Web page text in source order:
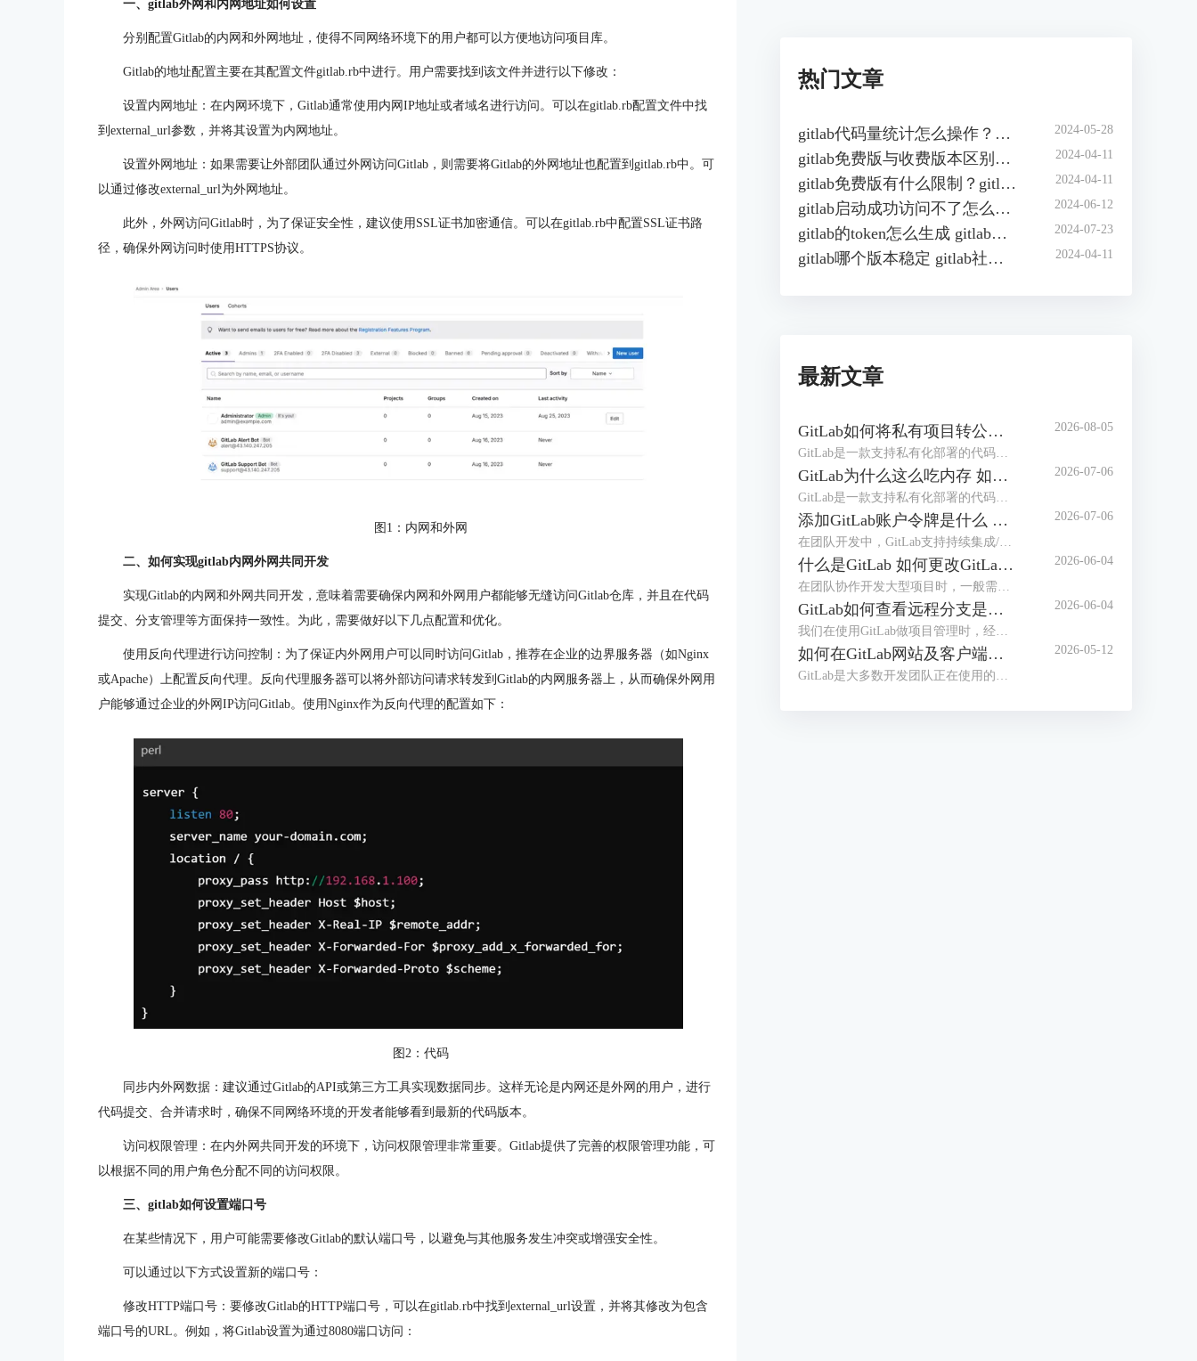
一、gitlab外网和内网地址如何设置
分别配置Gitlab的内网和外网地址，使得不同网络环境下的用户都可以方便地访问项目库。
Gitlab的地址配置主要在其配置文件gitlab.rb中进行。用户需要找到该文件并进行以下修改：
设置内网地址：在内网环境下，Gitlab通常使用内网IP地址或者域名进行访问。可以在gitlab.rb配置文件中找
到external_url参数，并将其设置为内网地址。
设置外网地址：如果需要让外部团队通过外网访问Gitlab，则需要将Gitlab的外网地址也配置到gitlab.rb中。可
以通过修改external_url为外网地址。
此外，外网访问Gitlab时，为了保证安全性，建议使用SSL证书加密通信。可以在gitlab.rb中配置SSL证书路
径，确保外网访问时使用HTTPS协议。
图1：内网和外网
二、如何实现gitlab内网外网共同开发
实现Gitlab的内网和外网共同开发，意味着需要确保内网和外网用户都能够无缝访问Gitlab仓库，并且在代码
提交、分支管理等方面保持一致性。为此，需要做好以下几点配置和优化。
使用反向代理进行访问控制：为了保证内外网用户可以同时访问Gitlab，推荐在企业的边界服务器（如Nginx
或Apache）上配置反向代理。反向代理服务器可以将外部访问请求转发到Gitlab的内网服务器上，从而确保外网用
户能够通过企业的外网IP访问Gitlab。使用Nginx作为反向代理的配置如下：
图2：代码
同步内外网数据：建议通过Gitlab的API或第三方工具实现数据同步。这样无论是内网还是外网的用户，进行
代码提交、合并请求时，确保不同网络环境的开发者能够看到最新的代码版本。
访问权限管理：在内外网共同开发的环境下，访问权限管理非常重要。Gitlab提供了完善的权限管理功能，可
以根据不同的用户角色分配不同的访问权限。
三、gitlab如何设置端口号
在某些情况下，用户可能需要修改Gitlab的默认端口号，以避免与其他服务发生冲突或增强安全性。
可以通过以下方式设置新的端口号：
修改HTTP端口号：要修改Gitlab的HTTP端口号，可以在gitlab.rb中找到external_url设置，并将其修改为包含
端口号的URL。例如，将Gitlab设置为通过8080端口访问：
热门文章
gitlab代码量统计怎么操作？如何在gitlab中自动统计代码行数？ 2024-05-28
gitlab免费版与收费版本区别？gitlab企业版怎样收费？ 2024-04-11
gitlab免费版有什么限制？gitlab免费版可以几人用？ 2024-04-11
gitlab启动成功访问不了怎么办？gitlab无法访问页面有哪些原因？ 2024-06-12
gitlab的token怎么生成 gitlab的access token怎么查询 2024-07-23
gitlab哪个版本稳定 gitlab社区版和企业版的区别 2024-04-11
最新文章
GitLab如何将私有项目转公开项目 GitLab如何将项目移到组中
GitLab是一款支持私有化部署的代码管理和协作平台，在实际工作中，创建项目仓库可能设置成了私有仓库，后期可能需要将其转为公共项目。或者随着项目团队扩张、部门调整，导致项目仓库杂乱，可以按照开发团队创建【组】，方便统一管理。下面本文将为大家介绍GitLab如何将私有项目转公开项目，GitLab如何将项目移到组中的相关内容。
2026-08-05
GitLab为什么这么吃内存 如何解决GitLab内存占用过大的问题
GitLab是一款支持私有化部署的代码托管平台，在日常使用时，可能会遇到GitLab的服务器内存占用率高，导致团队成员在提交代码、执行CI/CD构建时，GitLab页面加载卡顿、响应超时，在提交代码的高峰期、严重影响提交效率，甚至可能导致无法正常拉取、提交代码。本文将为大家介绍GitLab为什么这么吃内存，如何解决GitLab内存占用过大的问题的相关内容。
2026-07-06
添加GitLab账户令牌是什么 GitLab如何设置令牌
在团队开发中，GitLab支持持续集成/部署，并且支持本地私有化部署，是很多开发团队正在使用的代码管理工具。员工在使用GitLab拉取代码时，配置令牌可以免密登录，更加安全高效。那么GitLab令牌是什么，怎么设置令牌呢？本文将为大家介绍添加GitLab账户令牌是什么，GitLab如何设置令牌的相关内容。
2026-07-06
什么是GitLab 如何更改GitLab的初始密码
在团队协作开发大型项目时，一般需要使用项目管理工具，比较常用的是Gitee、GitLab等，如果对项目安全性要求较高，需要私有化部署，建议部署GitLab后团队之间使用。很多用户并不知道GitLab是什么，初次拿到GitLab账号后怎么修改初始化密码呢？本文将为大家介绍什么是GitLab，如何更改GitLab的初始密码的相关内容。
2026-06-04
GitLab如何查看远程分支是基于哪个分支创建的 GitLab怎么切换当前开发分支
我们在使用GitLab做项目管理时，经常会创建多个分支。合理的分支体系能够保证项目顺利推进，在使用分支时，我们需要知道远程分支的创建源头，从而知道代码之间的关系，避免合并冲突。拉取代码后，需要切换到指定分支开发，应该怎么切换分支呢？本文将为大家介绍GitLab如何查看远程分支是基于哪个分支创建的，GitLab怎么切换当前开发分支的相关内容。
2026-06-04
如何在GitLab网站及客户端同步修改个人密码 客户端怎么免密拉取代码
GitLab是大多数开发团队正在使用的开发工具，很多用户想要在开发工具（例如IDEA）中登录GitLab账户，从而可以快速拉取代码。如果GitLab网站修改了密码，怎么能实现开发工具客户端同步修改呢？每次拉取代码都需要输入密码的情况下，怎么做到免密拉取代码呢？本文将为大家介绍如何在GitLab网站及客户端同步修改个人密码，客户端怎么免密拉取代码的相关内容。
2026-05-12